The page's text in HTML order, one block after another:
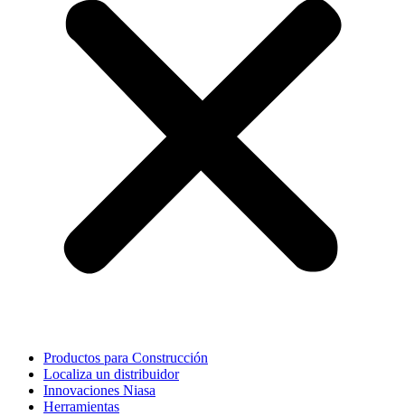
Productos para Construcción
Localiza un distribuidor
Innovaciones Niasa
Herramientas